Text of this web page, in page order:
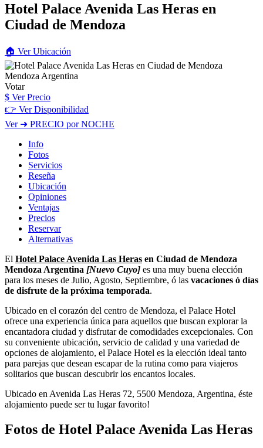
Hotel Palace Avenida Las Heras en
Ciudad de Mendoza
🏠 VerUbicación
Votar
$ Ver Precio
👉 Ver Disponibilidad
Ver➜ PRECIO por NOCHE
Info
Fotos
Servicios
Reseña
Ubicación
Opiniones
Ventajas
Precios
Reservar
Alternativas
El Hotel Palace Avenida Las Heras en Ciudad de Mendoza
Mendoza Argentina [Nuevo Cuyo] es una muy buena elección
para los meses de Julio, Agosto, Septiembre, ó las vacaciones ó días
de disfrute de la próxima temporada.
Ubicado en el corazón del centro de Mendoza, el Palace Hotel
ofrece una experiencia única para aquellos que buscan explorar la
encantadora ciudad y disfrutar de comodidades excepcionales. Con
su conveniente ubicación, servicio de calidad y una variedad de
opciones de alojamiento, el Palace Hotel es la elección ideal tanto
para parejas que desean escapar de la rutina como para viajeros
solitarios que buscan descubrir los encantos locales.
Ubicado en Avenida Las Heras 72, 5500 Mendoza, Argentina, éste
alojamiento puede ser tu lugar favorito!
Fotos de Hotel Palace Avenida Las Heras